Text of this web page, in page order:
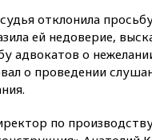
отклонила
ей недоверие,
адвокатов о
о проведении
по